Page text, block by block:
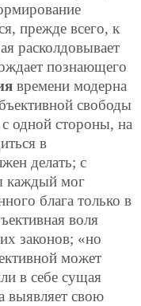
прежде всего, к
расколдовывает
познающего
времени модерна
свободы
одной стороны, на
в
делать; с
каждый мог
блага только в
воля
законов; «но
может
в себе сущая
выявляет свою